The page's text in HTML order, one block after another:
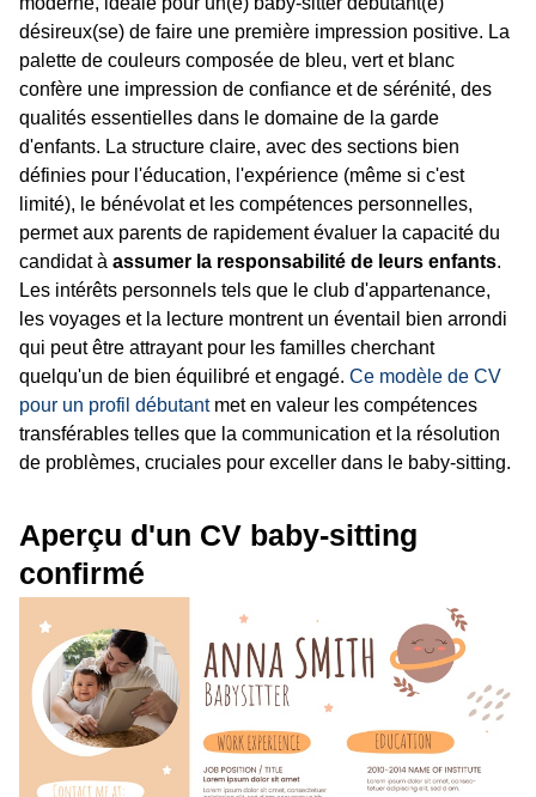
désireux(se) de faire une première impression positive. La
palette de couleurs composée de bleu, vert et blanc
confère une impression de confiance et de sérénité, des
qualités essentielles dans le domaine de la garde
d'enfants. La structure claire, avec des sections bien
définies pour l'éducation, l'expérience (même si c'est
limité), le bénévolat et les compétences personnelles,
permet aux parents de rapidement évaluer la capacité du
candidat à assumer la responsabilité de leurs enfants.
Les intérêts personnels tels que le club d'appartenance,
les voyages et la lecture montrent un éventail bien arrondi
qui peut être attrayant pour les familles cherchant
quelqu'un de bien équilibré et engagé. Ce modèle de CV
pour un profil débutantmet en valeur les compétences
transférables telles que la communication et la résolution
de problèmes, cruciales pour exceller dans le baby-sitting.
Aperçu d'un CV baby-sitting
confirmé